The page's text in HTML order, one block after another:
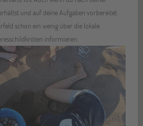
und auf deine Aufgaben vorbereitet
schon ein wenig über die lokale
informieren.